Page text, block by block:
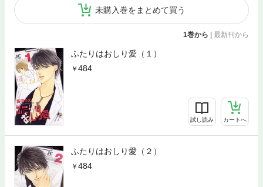
未購入巻をまとめて買う
1巻から 最新刊から
ふたりはおしり愛（１）
484
試し読み カートへ
ふたりはおしり愛（２）
484